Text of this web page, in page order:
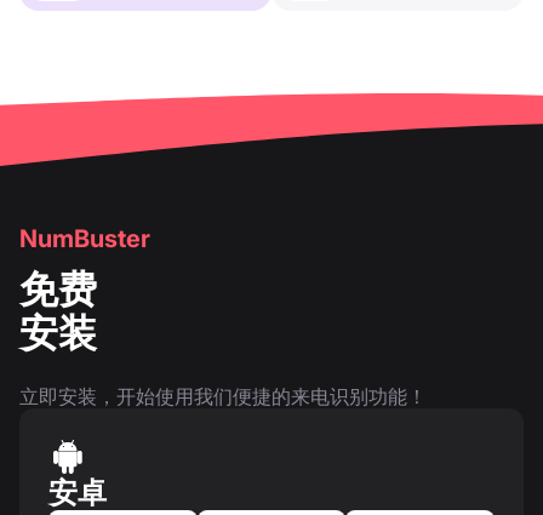
NumBuster
免费
安装
立即安装，开始使用我们便捷的来电识别功能！
安卓